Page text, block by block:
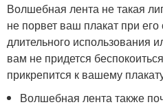
Волшебная лента не такая
не порвет ваш плакат при
длительного использования
вам не придется
прикрепится к вашему
Волшебная лента также